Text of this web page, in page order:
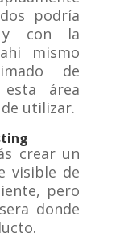
podría
y con la
mismo
de
área
utilizar.
crear un
visible de
pero
donde